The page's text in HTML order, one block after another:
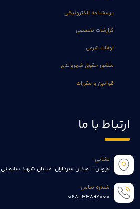
پرسشنامه الکترونیکی
گزارشات تخصصی
اوقات شرعی
منشور حقوق شهروندی
قوانین و مقررات
ارتباط با ما
نشانی:
قزوین - میدان سرداران-خیابان شهید سلیمانی
شماره تماس:
028-33892000